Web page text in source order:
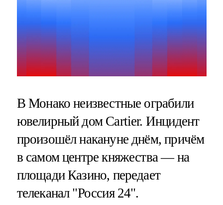
В Монако неизвестные ограбили
ювелирный дом Cartier. Инцидент
произошёл накануне днём, причём
в самом центре княжества — на
площади Казино, передает
телеканал "Россия 24".